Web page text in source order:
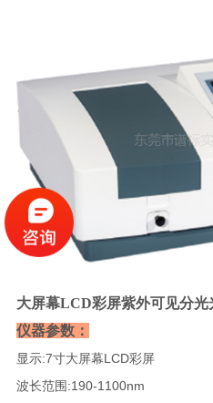
大屏幕LCD彩屏紫外可见分光
仪器参数：
显示:7寸大屏幕LCD彩屏
波长范围:190-1100nm